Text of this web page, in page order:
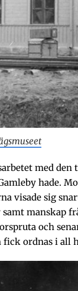
med den
hade.
visade sig
manskap
och
fick ordnas i all